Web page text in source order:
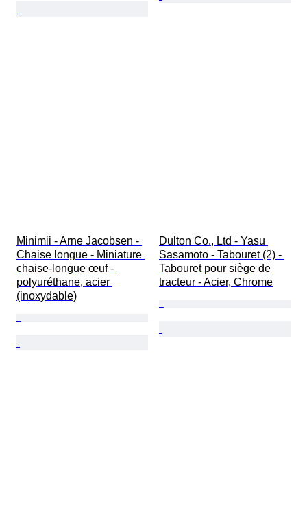
Minimii - Arne Jacobsen -
Chaise longue - Miniature
chaise-longue œuf -
polyuréthane, acier
(inoxydable)
Dulton Co., Ltd - Yasu
Sasamoto - Tabouret (2) -
Tabouret pour siège de
tracteur - Acier, Chrome